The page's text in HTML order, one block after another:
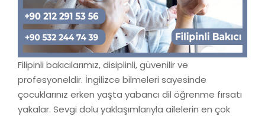
Filipinli bakıcılarımız, disiplinli, güvenilir ve
profesyoneldir. İngilizce bilmeleri sayesinde
çocuklarınız erken yaşta yabancı dil öğrenme fırsatı
yakalar. Sevgi dolu yaklaşımlarıyla ailelerin en çok